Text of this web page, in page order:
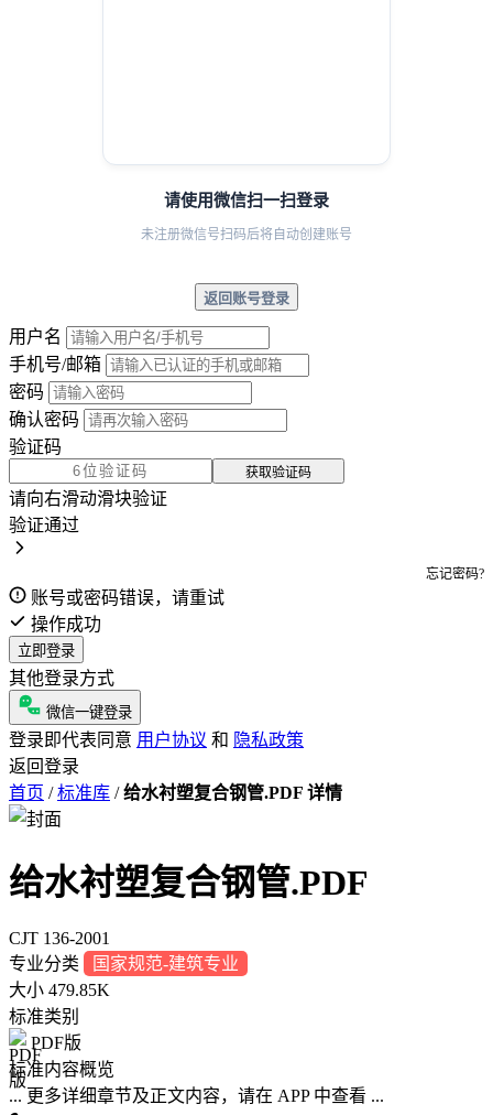
请使用微信扫一扫登录
未注册微信号扫码后将自动创建账号
返回账号登录
用户名
手机号/邮箱
密码
确认密码
验证码
获取验证码
请向右滑动滑块验证
验证通过
忘记密码?
账号或密码错误，请重试
操作成功
立即登录
其他登录方式
微信一键登录
登录即代表同意 用户协议 和 隐私政策
返回登录
首页 / 标准库 / 给水衬塑复合钢管.PDF 详情
给水衬塑复合钢管.PDF
CJT 136-2001
专业分类
国家规范-建筑专业
大小 479.85K
标准类别
PDF版
标准内容概览
... 更多详细章节及正文内容，请在 APP 中查看 ...